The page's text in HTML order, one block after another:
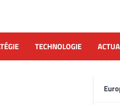
TECHNOLOGIE